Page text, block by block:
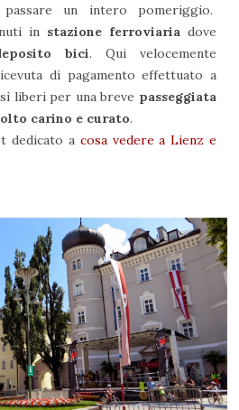
un intero pomeriggio.
in stazione ferroviaria dove
bici. Qui velocemente
di pagamento effettuato a
liberi per una breve passeggiata
carino e curato.
dedicato a cosa vedere a Lienz e